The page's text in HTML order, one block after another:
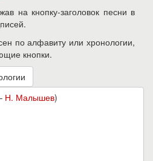
на кнопку-заголовок песни в
по алфавиту или хронологии,
кнопки.
Н. Малышев)